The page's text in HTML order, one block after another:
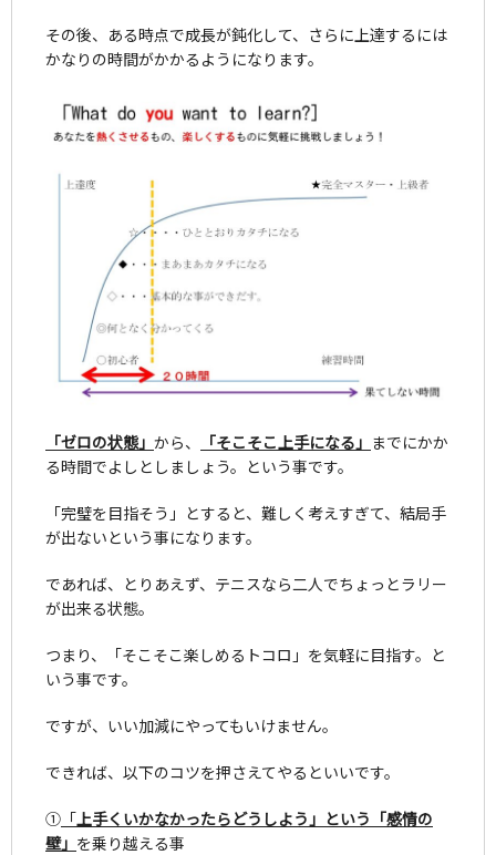
その後、ある時点で成長が鈍化して、さらに上達するには
かなりの時間がかかるようになります。
「ゼロの状態」 から、 「そこそこ上手になる」 までにかか
る時間でよしとしましょう。という事です。
「完璧を目指そう」とすると、難しく考えすぎて、結局手
が出ないという事になります。
であれば、とりあえず、テニスなら二人でちょっとラリー
が出来る状態。
つまり、「そこそこ楽しめるトコロ」を気軽に目指す。と
いう事です。
ですが、いい加減にやってもいけません。
できれば、以下のコツを押さえてやるといいです。
① 「上手くいかなかったらどうしよう」という「感情の
壁」 を乗り越える事